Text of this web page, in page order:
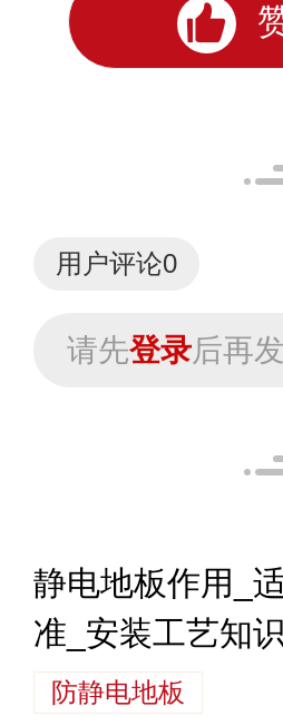
用户评论0
请先登录后再
静电地板作用_
准_安装工艺知识
防静电地板